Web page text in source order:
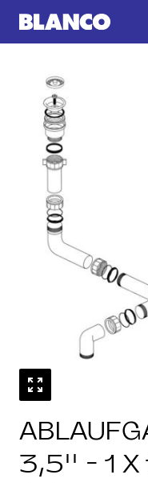
3,5'' - 1 X
1 /